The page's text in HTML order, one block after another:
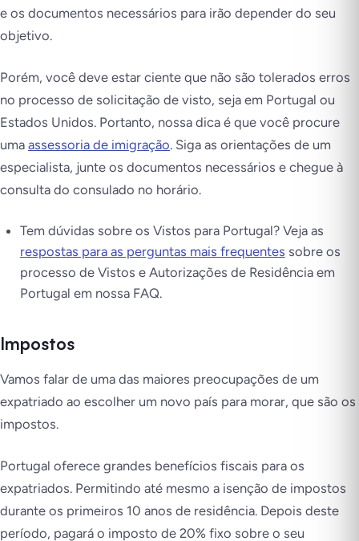
e os documentos necessários para irão depender do seu
objetivo.
Porém, você deve estar ciente que não são tolerados erros
no processo de solicitação de visto, seja em Portugal ou
Estados Unidos. Portanto, nossa dica é que você procure
uma assessoria de imigração. Siga as orientações de um
especialista, junte os documentos necessários e chegue à
consulta do consulado no horário.
Tem dúvidas sobre os Vistos para Portugal? Veja as
respostas para as perguntas mais frequentes sobre os
processo de Vistos e Autorizações de Residência em
Portugal em nossa FAQ.
Impostos
Vamos falar de uma das maiores preocupações de um
expatriado ao escolher um novo país para morar, que são os
impostos.
Portugal oferece grandes benefícios fiscais para os
expatriados. Permitindo até mesmo a isenção de impostos
durante os primeiros 10 anos de residência. Depois deste
período, pagará o imposto de 20% fixo sobre o seu